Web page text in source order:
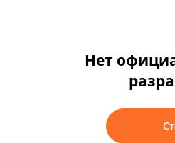
Нет